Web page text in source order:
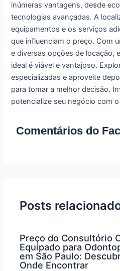
inúmeras vantagens, desde
tecnologias avançadas. A
equipamentos e os serviços
que influenciam o preço. Com
e diversas opções de locação,
ideal é viável e vantajoso.
especializadas e aproveite
para tomar a melhor decisão.
potencialize seu negócio com
Comentários do
Posts
Preço do Consultório
Equipado para
em São Paulo:
Onde Encontrar